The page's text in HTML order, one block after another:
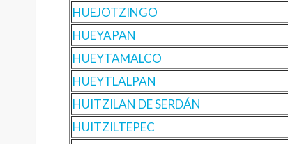
HUEJOTZINGO
HUEYAPAN
HUEYTAMALCO
HUEYTLALPAN
HUITZILAN DE SERDÁN
HUITZILTEPEC